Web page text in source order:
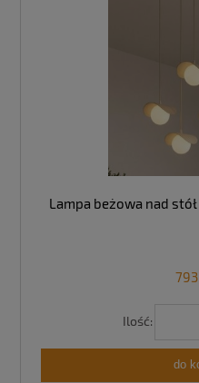
Lampa beżowa nad
Ilość:
do